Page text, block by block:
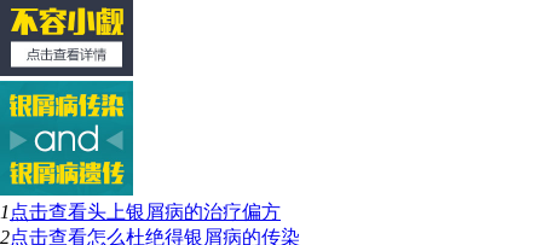
1 点击查看头上银屑病的治疗偏方
2点击查看怎么杜绝得银屑病的传染